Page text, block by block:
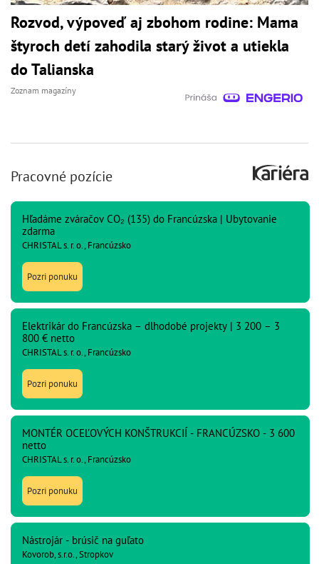
Rozvod, výpoveď aj zbohom rodine: Mama
štyroch detí zahodila starý život a utiekla
do Talianska
Zoznam magazíny
Pracovné pozície
Hľadáme zváračov CO₂ (135) do Francúzska | Ubytovanie
zdarma
CHRISTAL s. r. o., Francúzsko
Pozri ponuku
Elektrikár do Francúzska – dlhodobé projekty | 3 200 – 3
800 € netto
CHRISTAL s. r. o., Francúzsko
Pozri ponuku
MONTÉR OCEĽOVÝCH KONŠTRUKCIÍ - FRANCÚZSKO - 3 600
netto
CHRISTAL s. r. o., Francúzsko
Pozri ponuku
Nástrojár - brúsič na guľato
Kovorob, s.r.o., Stropkov